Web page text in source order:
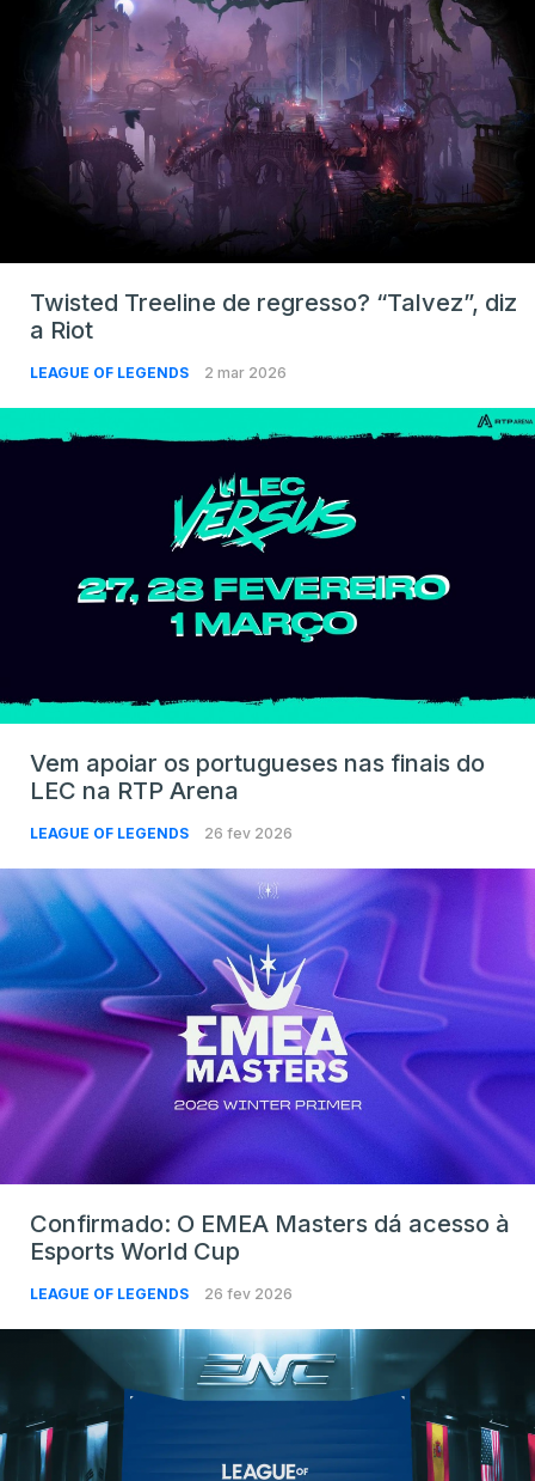
Twisted Treeline de regresso? “Talvez”, diz
a Riot
LEAGUE OF LEGENDS 2 mar 2026
Vem apoiar os portugueses nas finais do
LEC na RTP Arena
LEAGUE OF LEGENDS 26 fev 2026
Confirmado: O EMEA Masters dá acesso à
Esports World Cup
LEAGUE OF LEGENDS 26 fev 2026